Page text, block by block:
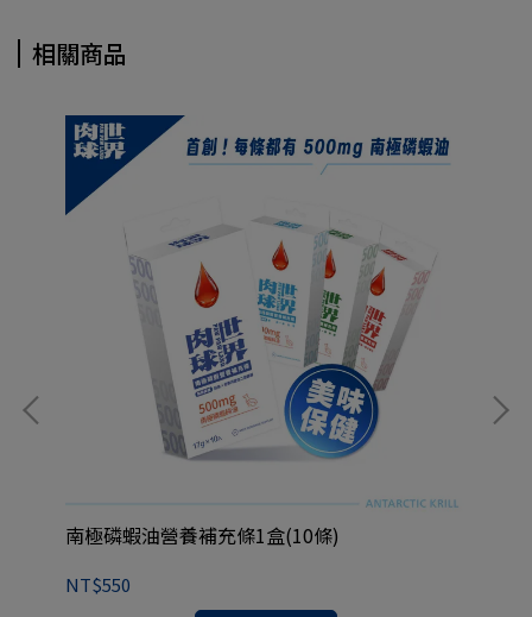
相關商品
南極磷蝦油營養補充條1盒(10條)
NT$550